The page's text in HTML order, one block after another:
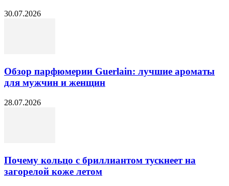
30.07.2026
Обзор парфюмерии Guerlain: лучшие ароматы
для мужчин и женщин
28.07.2026
Почему кольцо с бриллиантом тускнеет на
загорелой коже летом